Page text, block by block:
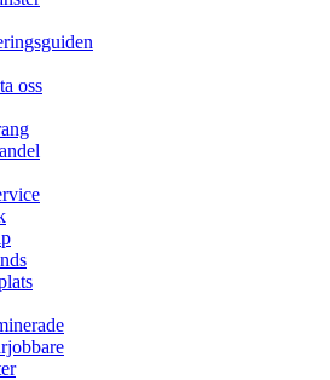
oss